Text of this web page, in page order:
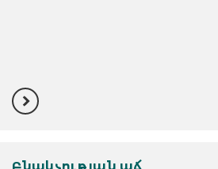
Բնակչության աճ